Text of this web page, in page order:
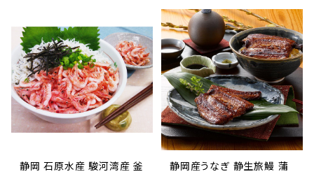
静岡 石原水産 駿河湾産 釜
静岡産うなぎ 静生旅鰻 蒲